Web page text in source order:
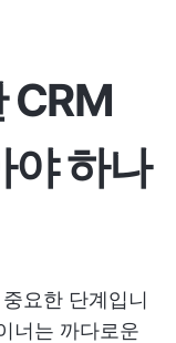
CRM
야 하나
요한 단계입니
너는 까다로운